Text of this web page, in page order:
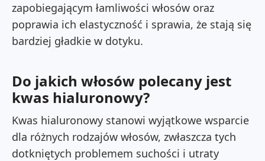
zapobiegającym łamliwości włosów oraz
poprawia ich elastyczność i sprawia, że stają się
bardziej gładkie w dotyku.
Do jakich włosów polecany jest
kwas hialuronowy?
Kwas hialuronowy stanowi wyjątkowe wsparcie
dla różnych rodzajów włosów, zwłaszcza tych
dotkniętych problemem suchości i utraty